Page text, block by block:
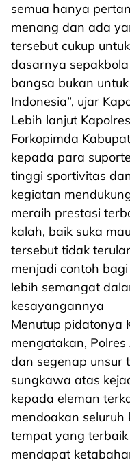
semua hanya
menang dan ada
tersebut cukup
dasarnya
bangsa bukan
Indonesia”, ujar
Lebih lanjut
Forkopimda
kepada para
tinggi sportivitas
kegiatan
meraih prestasi
kalah, baik suka
tersebut tidak
menjadi contoh
lebih semangat
kesayangannya
Menutup pidatonya
mengatakan,
dan segenap unsur
sungkawa atas
kepada eleman
mendoakan
tempat yang
mendapat